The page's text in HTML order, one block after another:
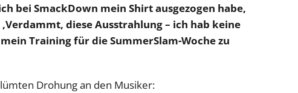
bei SmackDown mein Shirt ausgezogen habe,
diese Ausstrahlung – ich hab keine
Training für die SummerSlam-Woche zu
Drohung an den Musiker: